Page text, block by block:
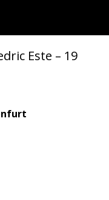
Este – 19